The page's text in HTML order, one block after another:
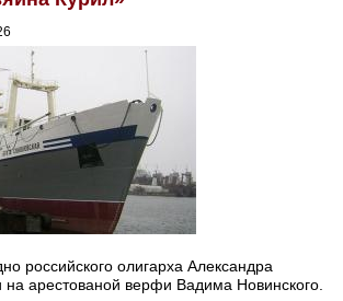
российского олигарха Александра
на арестованой верфи Вадима Новинского.